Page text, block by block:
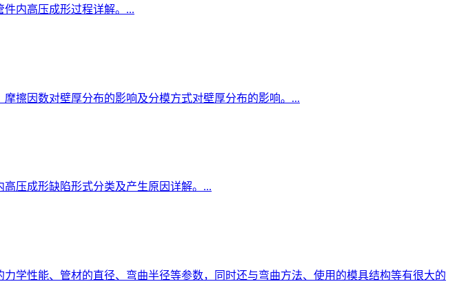
内高压成形过程详解。...
擦因数对壁厚分布的影响及分模方式对壁厚分布的影响。...
压成形缺陷形式分类及产生原因详解。...
学性能、管材的直径、弯曲半径等参数，同时还与弯曲方法、使用的模具结构等有很大的